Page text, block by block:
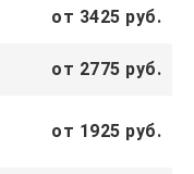
от 3425 руб.
от 2775 руб.
от 1925 руб.